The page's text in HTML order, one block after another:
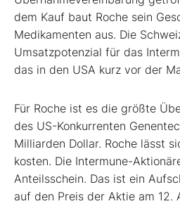
dem Kauf baut Roche sein
Medikamenten aus. Die
Umsatzpotenzial für das
das in den USA kurz vor der
Für Roche ist es die größte
des US-Konkurrenten
Milliarden Dollar. Roche lässt
kosten. Die Intermune-
Anteilsschein. Das ist ein
auf den Preis der Aktie am 12.